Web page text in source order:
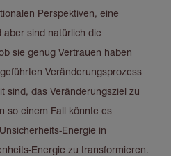
Perspektiven, eine
aber sind natürlich die
sie genug Vertrauen haben
Veränderungsprozess
sind, das Veränderungsziel zu
so einem Fall könnte es
Energie in
Energie zu transformieren.